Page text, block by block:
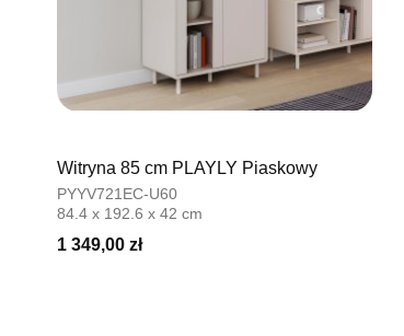
Witryna 85 cm PLAYLY Piaskowy
PYYV721EC-U60
84.4 x 192.6 x 42 cm
1 349,00 zł